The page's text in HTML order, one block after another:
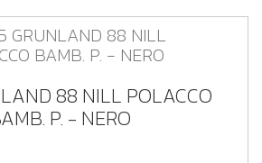
88 NILL POLACCO
P. - NERO